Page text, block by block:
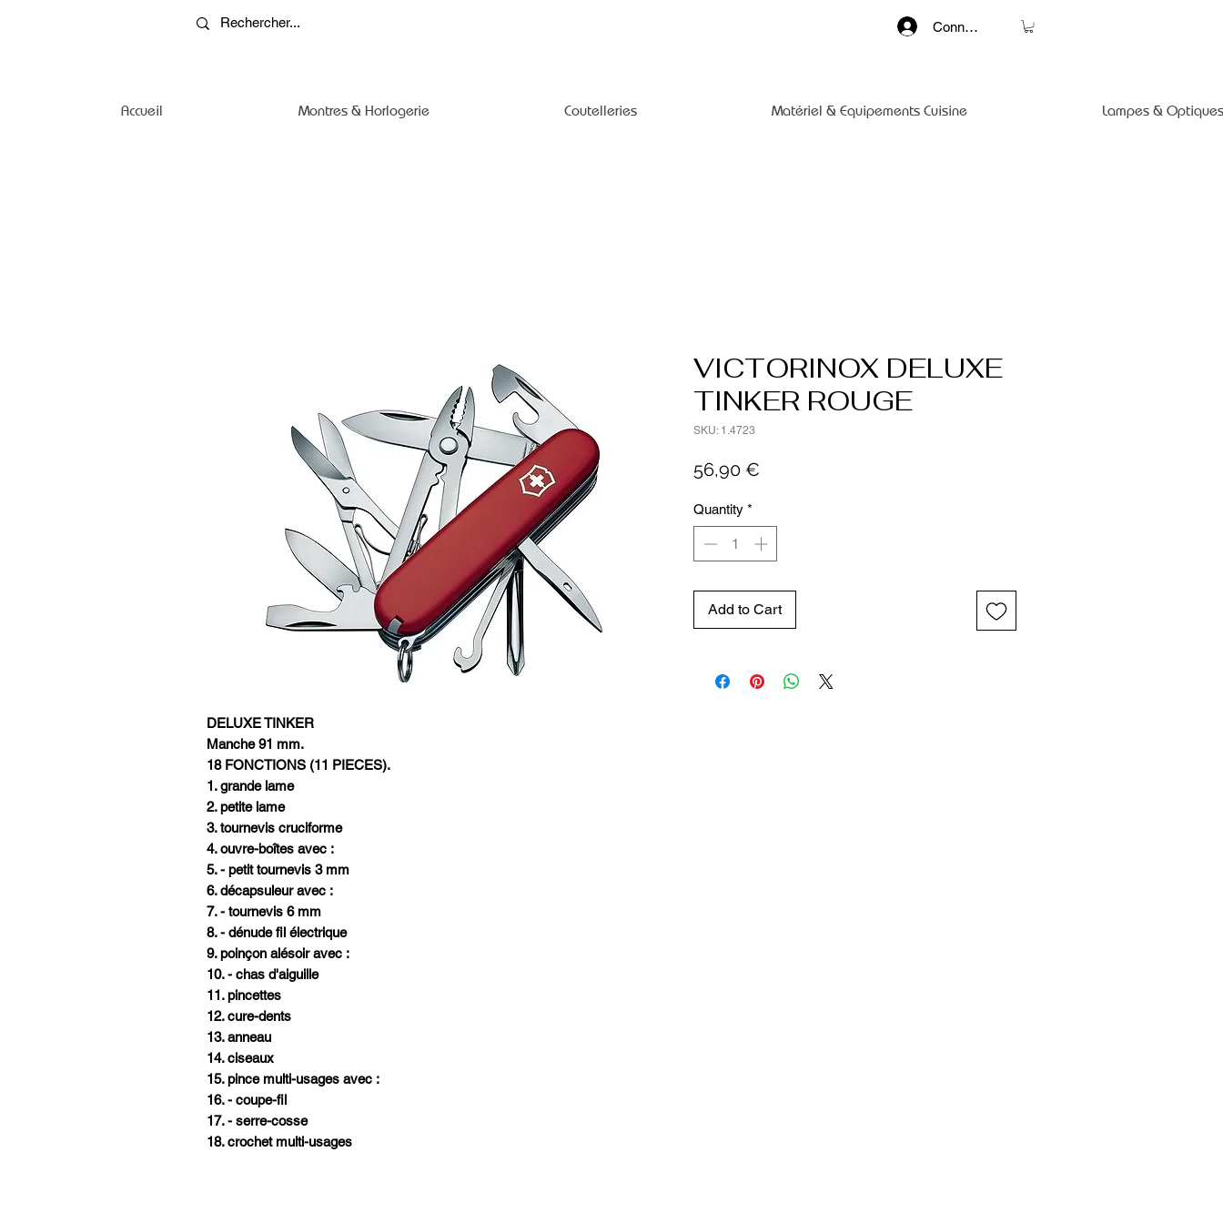
Connexion
Accueil Montres & Horlogerie Coutelleries Matériel & Equipements Cuisine Lampes &
DELUXE TINKER
Manche 91 mm.
18 FONCTIONS (11 PIECES).
1. grande lame
2. petite lame
3. tournevis cruciforme
4. ouvre-boîtes avec :
5. - petit tournevis 3 mm
6. décapsuleur avec :
7. - tournevis 6 mm
8. - dénude fil électrique
9. poinçon alésoir avec :
10. - chas d'aiguille
11. pincettes
12. cure-dents
13. anneau
14. ciseaux
15. pince multi-usages avec :
16. - coupe-fil
17. - serre-cosse
18. crochet multi-usages
VICTORINOX DELUXE
TINKER ROUGE
SKU: 1.4723
56,90 €
Quantity *
Add to Cart